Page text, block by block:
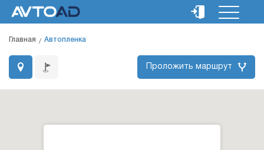
Главная Автопленка
Проложить маршрут